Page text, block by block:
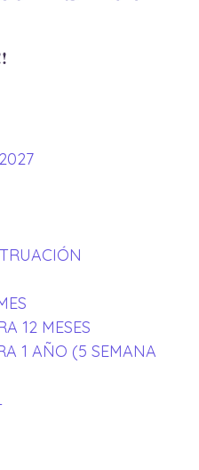
12 MESES
1 AÑO (5 SEMANA